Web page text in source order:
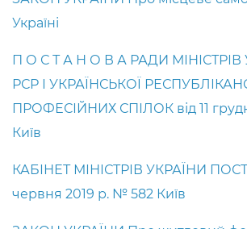
Україні
П О С Т А Н О В А РАДИ МІНІСТРІВ
РСР І УКРАЇНСЬКОЇ
ПРОФЕСІЙНИХ СПІЛОК від 11
Київ
КАБІНЕТ МІНІСТРІВ УКРАЇНИ
червня 2019 р. № 582 Київ